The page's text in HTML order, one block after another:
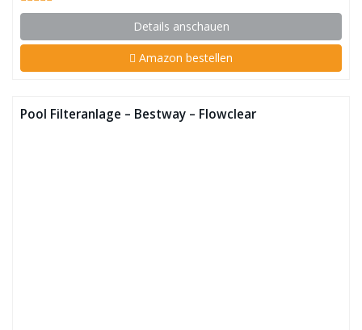
Details anschauen
Amazon bestellen
Pool Filteranlage – Bestway – Flowclear